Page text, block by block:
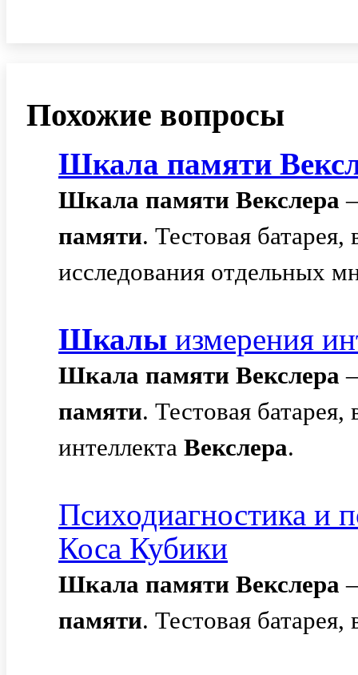
Похожие вопросы
Шкала памяти
Шкала памяти Векслера
памяти. Тестовая
исследования отдельных
Шкалы измерения
Шкала памяти Векслера
памяти. Тестовая
интеллекта Векслера.
Психодиагностика и
Коса Кубики
Шкала памяти Векслера
памяти. Тестовая